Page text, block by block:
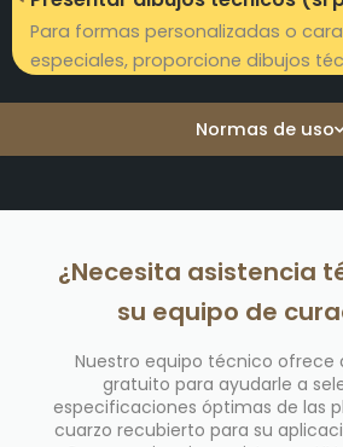
Normas de uso
Para formas personalizadas o
especiales, proporcione dibujos
¿Necesita asistencia
su equipo de
Nuestro equipo técnico ofrece
gratuito para ayudarle a
especificaciones óptimas de las
cuarzo recubierto para su